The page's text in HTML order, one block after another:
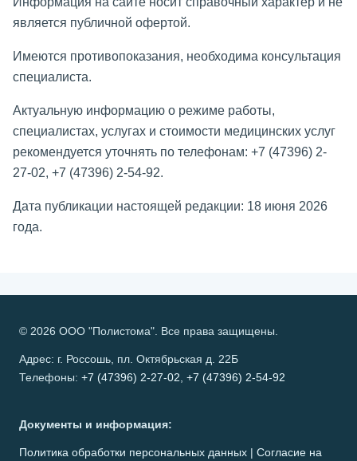
является публичной офертой.
Имеются противопоказания, необходима консультация
специалиста.
Актуальную информацию о режиме работы,
специалистах, услугах и стоимости медицинских услуг
рекомендуется уточнять по телефонам: +7 (47396) 2-
27-02, +7 (47396) 2-54-92.
Дата публикации настоящей редакции: 18 июня 2026
года.
© 2026 ООО "Полистома". Все права защищены.
Адрес: г. Россошь, пл. Октябрьская д. 22Б
Телефоны: +7 (47396) 2-27-02 +7 (47396) 2-54-92
Документы и информация:
Политика обработки персональных данных | Согласие на